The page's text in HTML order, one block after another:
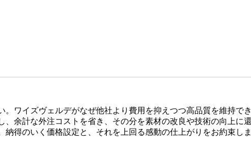
ワイズヴェルデがなぜ他社より費用を抑えつつ高品質を維持で
余計な外注コストを省き、その分を素材の改良や技術の向上に
得のいく価格設定と、それを上回る感動の仕上がりをお約束し